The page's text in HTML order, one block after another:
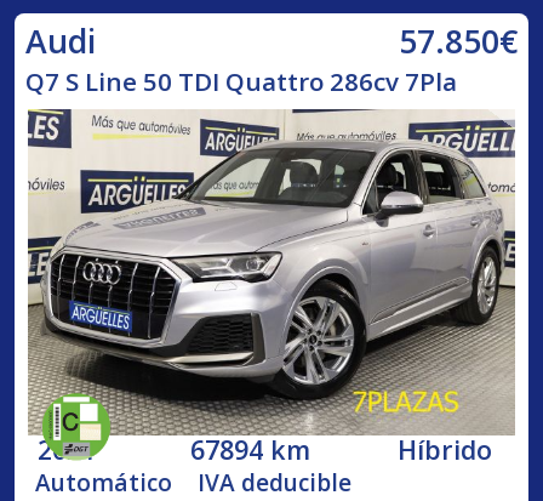
Audi 57.850€
Q7 S Line 50 TDI Quattro 286cv 7Pla
2021 67894 km Híbrido
Automático IVA deducible